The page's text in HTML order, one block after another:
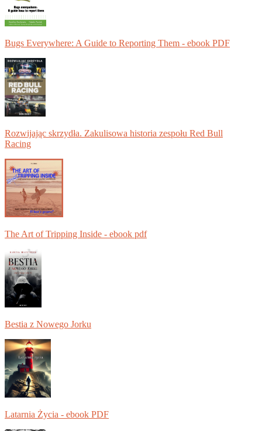
Bugs Everywhere: A Guide to Reporting Them - ebook PDF
Rozwijając skrzydła. Zakulisowa historia zespołu Red Bull
Racing
The Art of Tripping Inside - ebook pdf
Bestia z Nowego Jorku
Latarnia Życia - ebook PDF